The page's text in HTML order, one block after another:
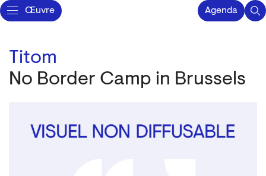
Œuvre Agenda
Titom
No Border Camp in Brussels